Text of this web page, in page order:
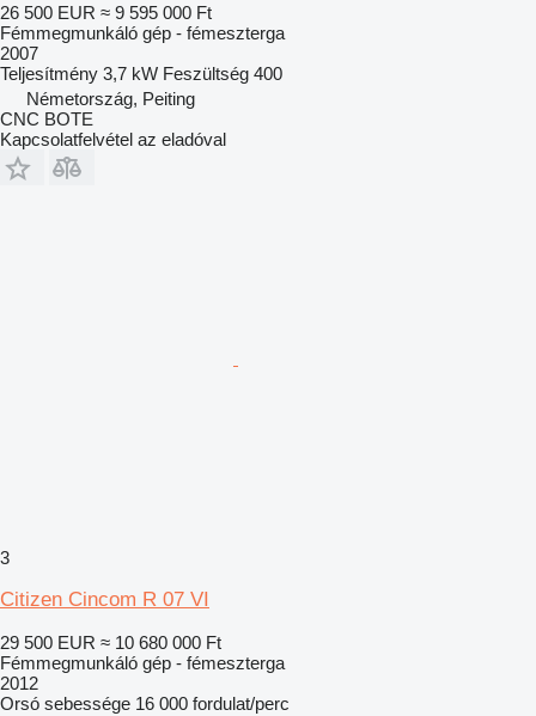
26 500 EUR ≈ 9 595 000 Ft
Fémmegmunkáló gép - fémeszterga
2007
Teljesítmény 3,7 kW Feszültség 400
Németország, Peiting
CNC BOTE
Kapcsolatfelvétel az eladóval
3
Citizen Cincom R 07 VI
29 500 EUR ≈ 10 680 000 Ft
Fémmegmunkáló gép - fémeszterga
2012
Orsó sebessége 16 000 fordulat/perc